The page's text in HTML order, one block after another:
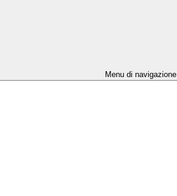
Menu di navigazione